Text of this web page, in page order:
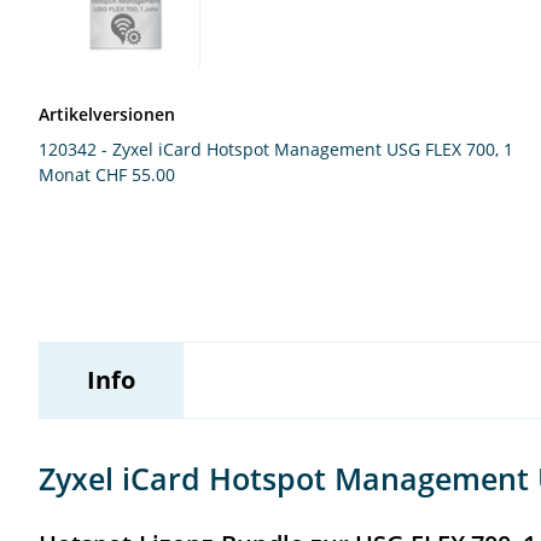
Artikelversionen
120342 - Zyxel iCard Hotspot Management USG FLEX 700, 1
Monat CHF 55.00
Info
Zyxel iCard Hotspot Management